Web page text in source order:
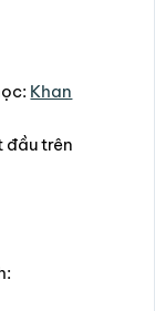
Khan
đầu trên